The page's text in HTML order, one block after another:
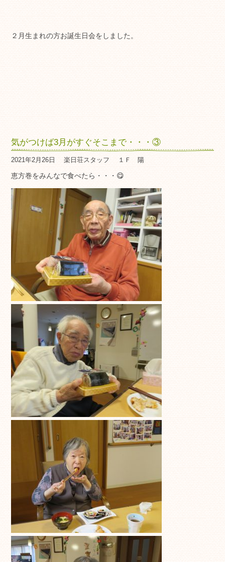
２月生まれの方お誕生日会をしました。
気がつけば3月がすぐそこまで・・・③
2021年2月26日 楽日荘スタッフ １Ｆ 陽
恵方巻をみんなで食べたら・・・😋